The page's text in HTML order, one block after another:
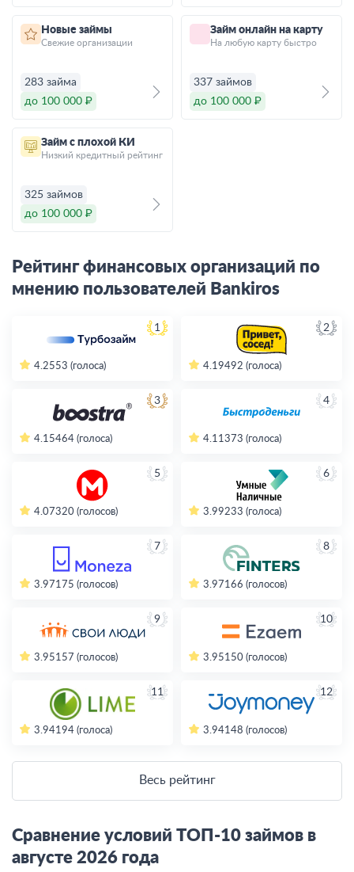
Новые займы
Свежие организации
283 займа
до 100 000 ₽
Займ онлайн на карту
На любую карту быстро
337 займов
до 100 000 ₽
Займ с плохой КИ
Низкий кредитный рейтинг
325 займов
до 100 000 ₽
Рейтинг финансовых организаций по
мнению пользователей Bankiros
1
4.2553 (голоса)
2
4.19492 (голоса)
3
4.15464 (голоса)
4
4.11 373 (голоса)
5
4.07320 (голосов)
6
3.99233 (голоса)
7
3.97175 (голосов)
8
3.97166 (голосов)
9
3.95157 (голосов)
10
3.95150 (голосов)
11
3.94194 (голоса)
12
3.94148 (голосов)
Весь рейтинг
Сравнение условий ТОП-10 займов в
августе 2026 года